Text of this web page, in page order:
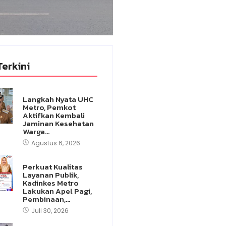
Langkah Nyata UHC
Metro, Pemkot
Aktifkan Kembali
Jaminan Kesehatan
Warga…
Agustus 6, 2026
Perkuat Kualitas
Layanan Publik,
Kadinkes Metro
Lakukan Apel Pagi,
Pembinaan,…
Juli 30, 2026